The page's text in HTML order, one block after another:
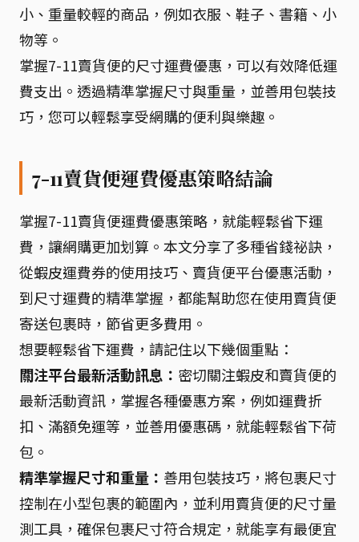
小、重量較輕的商品，例如衣服、鞋子、書籍、小
物等。
掌握7-11賣貨便的尺寸運費優惠，可以有效降低運
費支出。透過精準掌握尺寸與重量，並善用包裝技
巧，您可以輕鬆享受網購的便利與樂趣。
7-11賣貨便運費優惠策略結論
掌握7-11賣貨便運費優惠策略，就能輕鬆省下運
費，讓網購更加划算。本文分享了多種省錢祕訣，
從蝦皮運費券的使用技巧、賣貨便平台優惠活動，
到尺寸運費的精準掌握，都能幫助您在使用賣貨便
寄送包裹時，節省更多費用。
想要輕鬆省下運費，請記住以下幾個重點：
關注平台最新活動訊息： 密切關注蝦皮和賣貨便的
最新活動資訊，掌握各種優惠方案，例如運費折
扣、滿額免運等，並善用優惠碼，就能輕鬆省下荷
包。
精準掌握尺寸和重量： 善用包裝技巧，將包裹尺寸
控制在小型包裹的範圍內，並利用賣貨便的尺寸量
測工具，確保包裹尺寸符合規定，就能享有最便宜